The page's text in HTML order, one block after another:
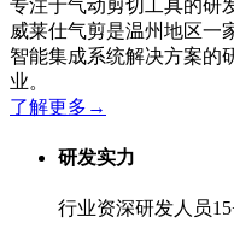
专注于气动剪切工具的研
威莱仕气剪是温州地区一
智能集成系统解决方案的
业。
了解更多 →
研发实力
行业资深研发人员